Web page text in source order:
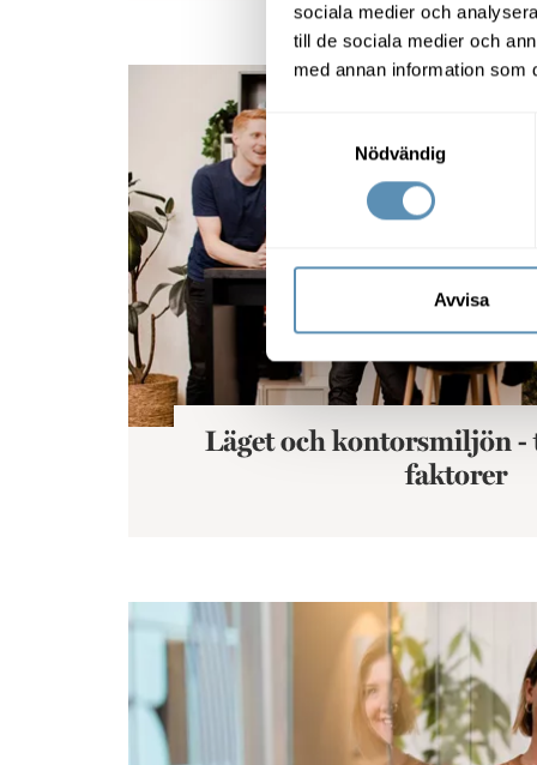
sociala medier och
till de sociala medier och
med annan information som
Samtyckesval
Nödvändig
Avvisa
Läget och kontorsmiljön - två avgörande
Läget och kontorsmiljön -
faktorer
Kontoret i ny tappning